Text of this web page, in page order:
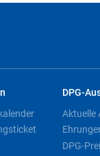
DPG-
Aktuelle
DPG-